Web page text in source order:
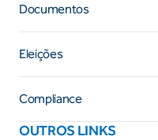
Documentos
Eleições
Compliance
OUTROS LINKS